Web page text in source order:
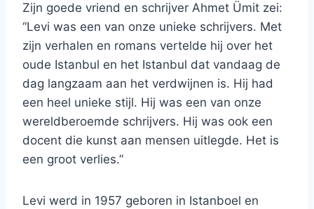
Zijn goede vriend en schrijver Ahmet Ümit zei:
“Levi was een van onze unieke schrijvers. Met
zijn verhalen en romans vertelde hij over het
oude Istanbul en het Istanbul dat vandaag de
dag langzaam aan het verdwijnen is. Hij had
een heel unieke stijl. Hij was een van onze
wereldberoemde schrijvers. Hij was ook een
docent die kunst aan mensen uitlegde. Het is
een groot verlies.”
Levi werd in 1957 geboren in Istanboel en